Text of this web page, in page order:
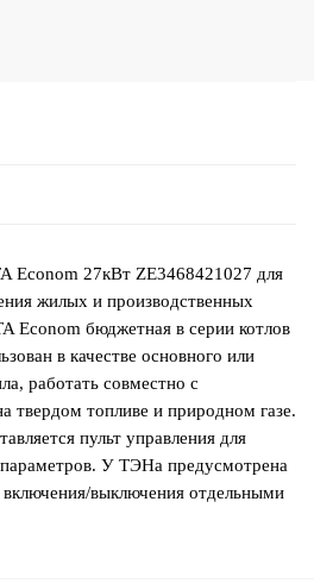
Econom 27кВт ZE3468421027 для
жилых и производственных
Econom бюджетная в серии котлов
в качестве основного или
работать совместно с
твердом топливе и природном газе.
пульт управления для
параметров. У ТЭНа предусмотрена
включения/выключения отдельными